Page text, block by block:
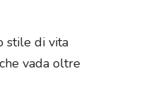
stile di vita
vada oltre